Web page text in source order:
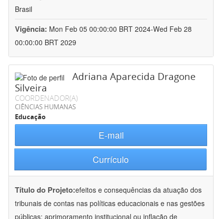
Brasil
Vigência: Mon Feb 05 00:00:00 BRT 2024-Wed Feb 28
00:00:00 BRT 2029
Adriana Aparecida Dragone
Silveira
COORDENADOR(A)
CIÊNCIAS HUMANAS
Educação
E-mail
Currículo
Título do Projeto:efeitos e consequências da atuação dos
tribunais de contas nas políticas educacionais e nas gestões
públicas: aprimoramento institucional ou inflação de